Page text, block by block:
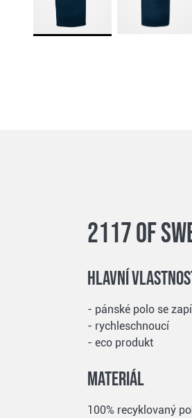
2117 of
Hlavní
- pánské polo se
- rychleschnoucí
- eco produkt
Materiál
100% recyklovaný